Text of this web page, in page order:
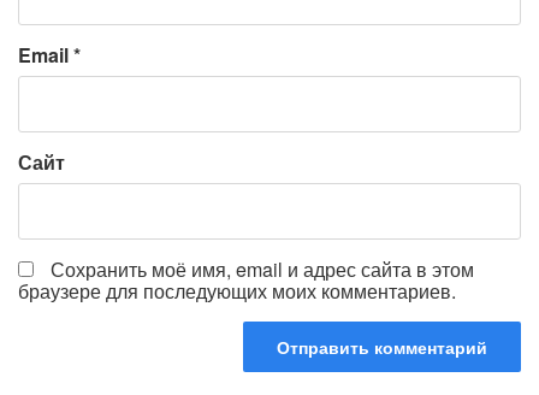
Email*
Сайт
Сохранить моё имя, email и адрес сайта в этом
браузере для последующих моих комментариев.